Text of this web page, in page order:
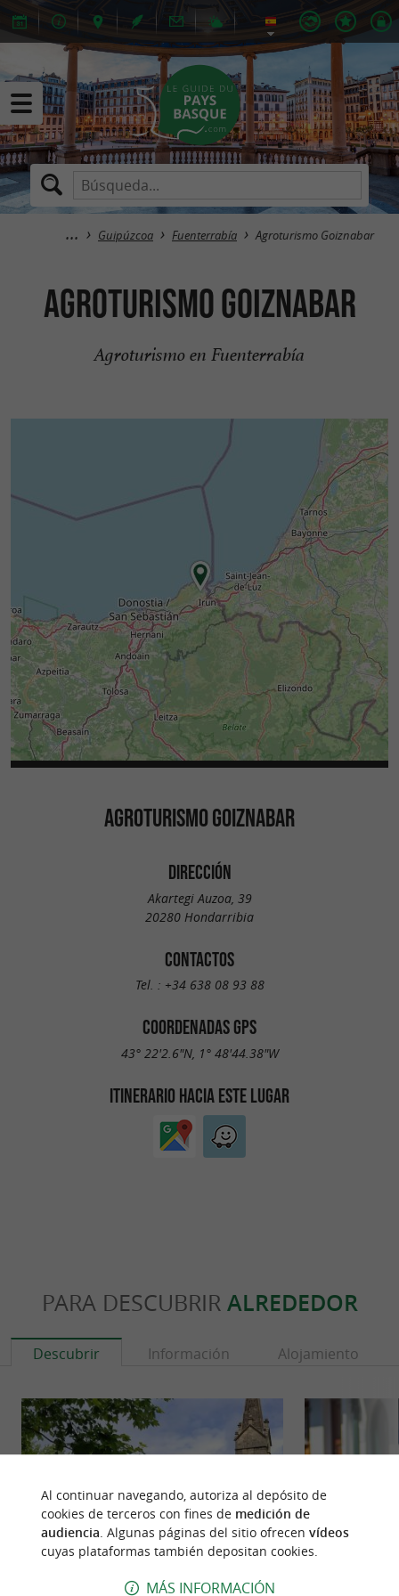
Guipúzcoa Fuenterrabía Agroturismo Goiznabar
Agroturismo Goiznabar
Agroturismo en Fuenterrabía
AGROTURISMO GOIZNABAR
DIRECCIÓN
Akartegi Auzoa, 39
20280 Hondarribia
CONTACTOS
Tel. : +34 638 08 93 88
COORDENADAS GPS
43° 22'2.6"N, 1° 48'44.38"W
ITINERARIO HACIA ESTE LUGAR
PARA DESCUBRIR ALREDEDOR
Descubrir Información Alojamiento
Al continuar navegando, autoriza al depósito de
cookies de terceros con fines de medición de
audiencia . Algunas páginas del sitio ofrecen vídeos
cuyas plataformas también depositan cookies.
MÁS INFORMACIÓN